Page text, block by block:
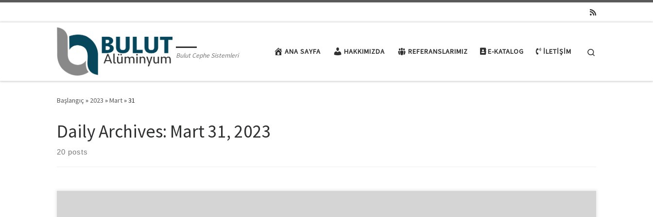
Bulut Cephe Sistemleri ANA SAYFA HAKKIMIZDA REFERANSLARIMIZ E-KATALOG İLETIŞIM
Başlangıç » 2023 »Mart»31
Daily Archives: Mart 31, 2023
20 posts